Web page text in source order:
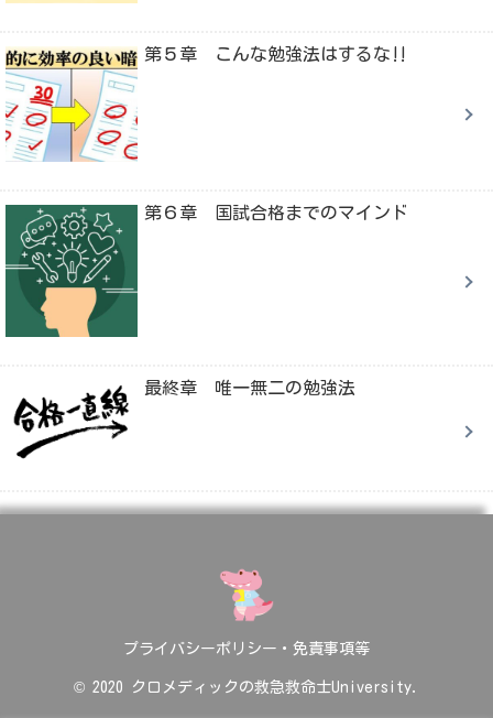
第５章 こんな勉強法はするな‼
第６章 国試合格までのマインド
最終章 唯一無二の勉強法
プライバシーポリシー・免責事項等
© 2020 クロメディックの救急救命士University.